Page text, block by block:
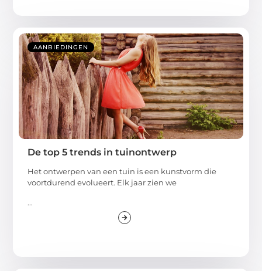
AANBIEDINGEN
De top 5 trends in tuinontwerp
Het ontwerpen van een tuin is een kunstvorm die
voortdurend evolueert. Elk jaar zien we
...